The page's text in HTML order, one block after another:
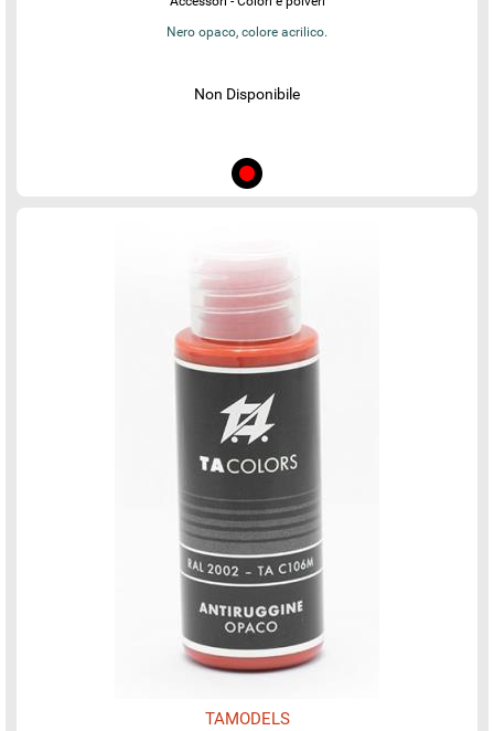
Nero opaco, colore acrilico.
Non Disponibile
TAMODELS